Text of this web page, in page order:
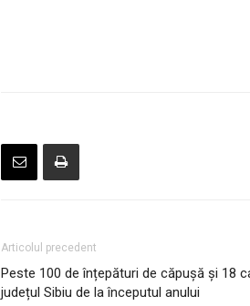
Articolul precedent
Peste 100 de înțepături de căpușă și 18
județul Sibiu de la începutul anului